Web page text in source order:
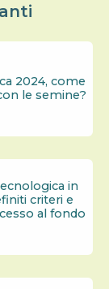
2024, come
le semine?
in
criteri e
al fondo